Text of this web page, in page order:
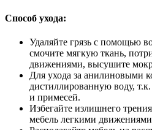
Способ ухода:
Удаляйте грязь с помощью
смочите мягкую ткань,
движениями, высушите
Для ухода за анилиновыми
дистиллированную воду,
и примесей.
Избегайте излишнего
мебель легкими